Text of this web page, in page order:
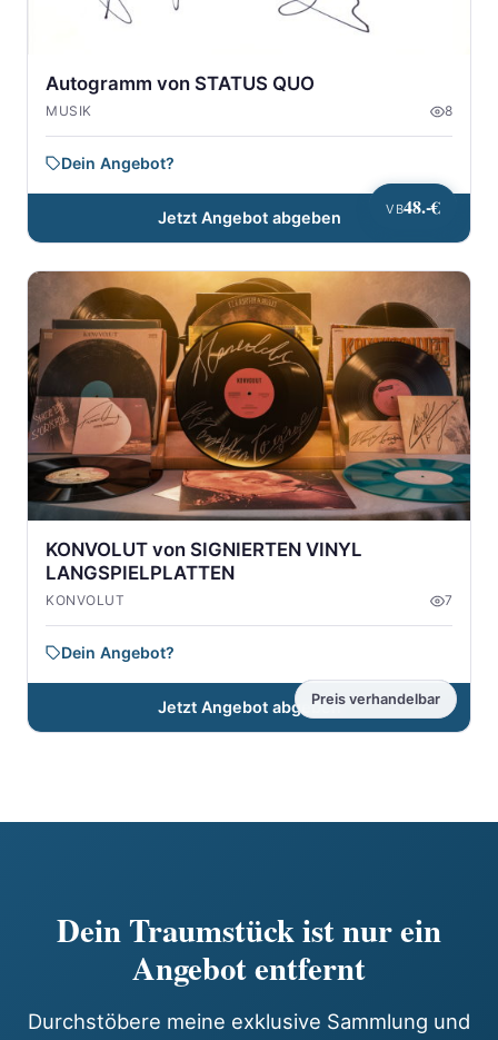
VB48.-€
Autogramm von STATUS QUO
MUSIK 8
Dein Angebot?
Jetzt Angebot abgeben
Preis verhandelbar
KONVOLUT von SIGNIERTEN VINYL
LANGSPIELPLATTEN
KONVOLUT 7
Dein Angebot?
Jetzt Angebot abgeben
Dein Traumstück ist nur ein
Angebot entfernt
Durchstöbere meine exklusive Sammlung und